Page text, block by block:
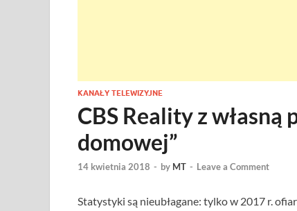
KANAŁY TELEWIZYJNE
CBS Reality z
domowej”
14 kwietnia 2018 - by MT - Leave a Comment
Statystyki są nieubłagane: tylko w 2017 r.